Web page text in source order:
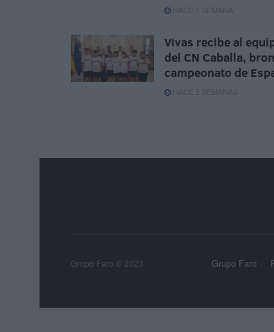
HACE 1 SEMANA
Vivas recibe al
del CN Caballa,
campeonato de
HACE 2 SEMANAS
Grupo Faro
Grupo Faro © 2023